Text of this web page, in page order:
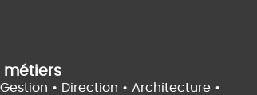
métiers
• Direction • Architecture •